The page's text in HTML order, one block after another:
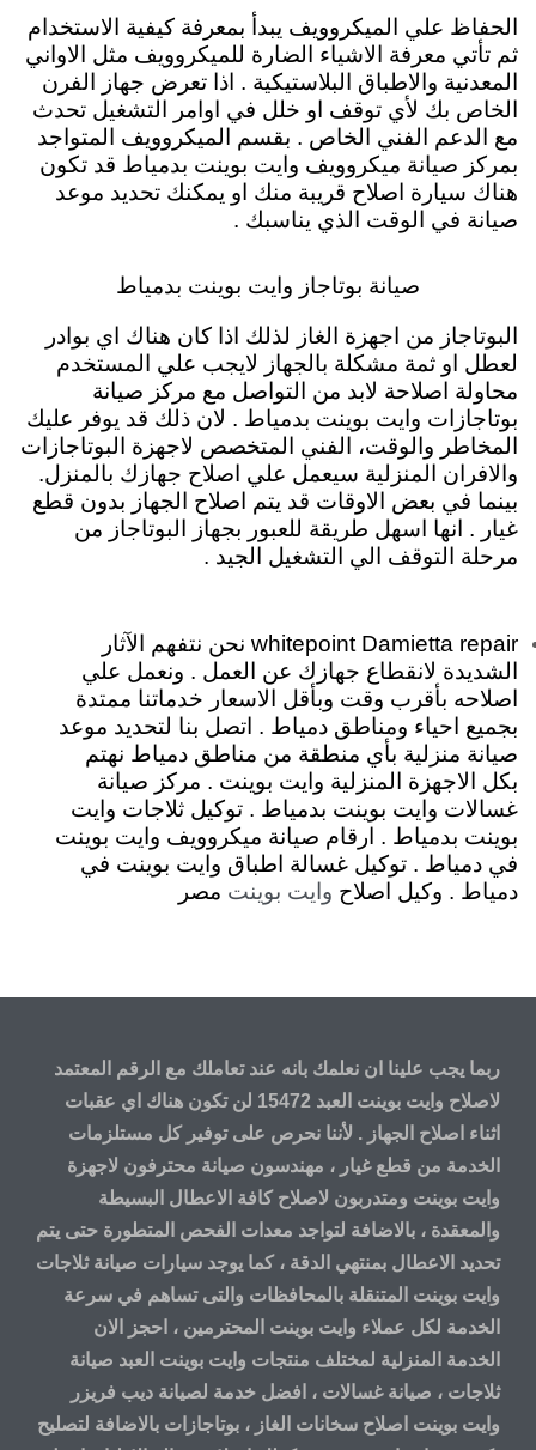
الحفاظ علي الميكروويف يبدأ بمعرفة كيفية الاستخدام
ثم تأتي معرفة الاشياء الضارة للميكروويف مثل الاواني
المعدنية والاطباق البلاستيكية . اذا تعرض جهاز الفرن
الخاص بك لأي توقف او خلل في اوامر التشغيل تحدث
مع الدعم الفني الخاص . بقسم الميكروويف المتواجد
بمركز صيانة ميكروويف وايت بوينت بدمياط قد تكون
هناك سيارة اصلاح قريبة منك او يمكنك تحديد موعد
صيانة في الوقت الذي يناسبك .
صيانة بوتاجاز وايت بوينت بدمياط
البوتاجاز من اجهزة الغاز لذلك اذا كان هناك اي بوادر
لعطل او ثمة مشكلة بالجهاز لايجب علي المستخدم
محاولة اصلاحة لابد من التواصل مع مركز صيانة
بوتاجازات وايت بوينت بدمياط . لان ذلك قد يوفر عليك
المخاطر والوقت، الفني المتخصص لاجهزة البوتاجازات
والافران المنزلية سيعمل علي اصلاح جهازك بالمنزل.
بينما في بعض الاوقات قد يتم اصلاح الجهاز بدون قطع
غيار . انها اسهل طريقة للعبور بجهاز البوتاجاز من
مرحلة التوقف الي التشغيل الجيد .
whitepoint Damietta repair نحن نتفهم الآثار
الشديدة لانقطاع جهازك عن العمل . ونعمل علي
اصلاحه بأقرب وقت وبأقل الاسعار خدماتنا ممتدة
بجميع احياء ومناطق دمياط . اتصل بنا لتحديد موعد
صيانة منزلية بأي منطقة من مناطق دمياط نهتم
بكل الاجهزة المنزلية وايت بوينت . مركز صيانة
غسالات وايت بوينت بدمياط . توكيل ثلاجات وايت
بوينت بدمياط . ارقام صيانة ميكروويف وايت بوينت
في دمياط . توكيل غسالة اطباق وايت بوينت في
دمياط . وكيل اصلاح وايت بوينت مصر
ربما يجب علينا ان نعلمك بانه عند تعاملك مع الرقم المعتمد
لاصلاح وايت بوينت العبد 15472 لن تكون هناك اي عقبات
اثناء اصلاح الجهاز . لأننا نحرص على توفير كل مستلزمات
الخدمة من قطع غيار ، مهندسون صيانة محترفون لاجهزة
وايت بوينت ومتدربون لاصلاح كافة الاعطال البسيطة
والمعقدة ، بالاضافة لتواجد معدات الفحص المتطورة حتى يتم
تحديد الاعطال بمنتهي الدقة ، كما يوجد سيارات صيانة ثلاجات
وايت بوينت المتنقلة بالمحافظات والتى تساهم في سرعة
الخدمة لكل عملاء وايت بوينت المحترمين ، احجز الان
الخدمة المنزلية لمختلف منتجات وايت بوينت العبد صيانة
ثلاجات ، صيانة غسالات ، افضل خدمة لصيانة ديب فريزر
وايت بوينت اصلاح سخانات الغاز ، بوتاجازات بالاضافة لتصليح